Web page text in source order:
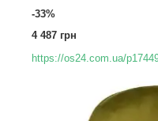
-33%
4 487 грн
https://os24.com.ua/